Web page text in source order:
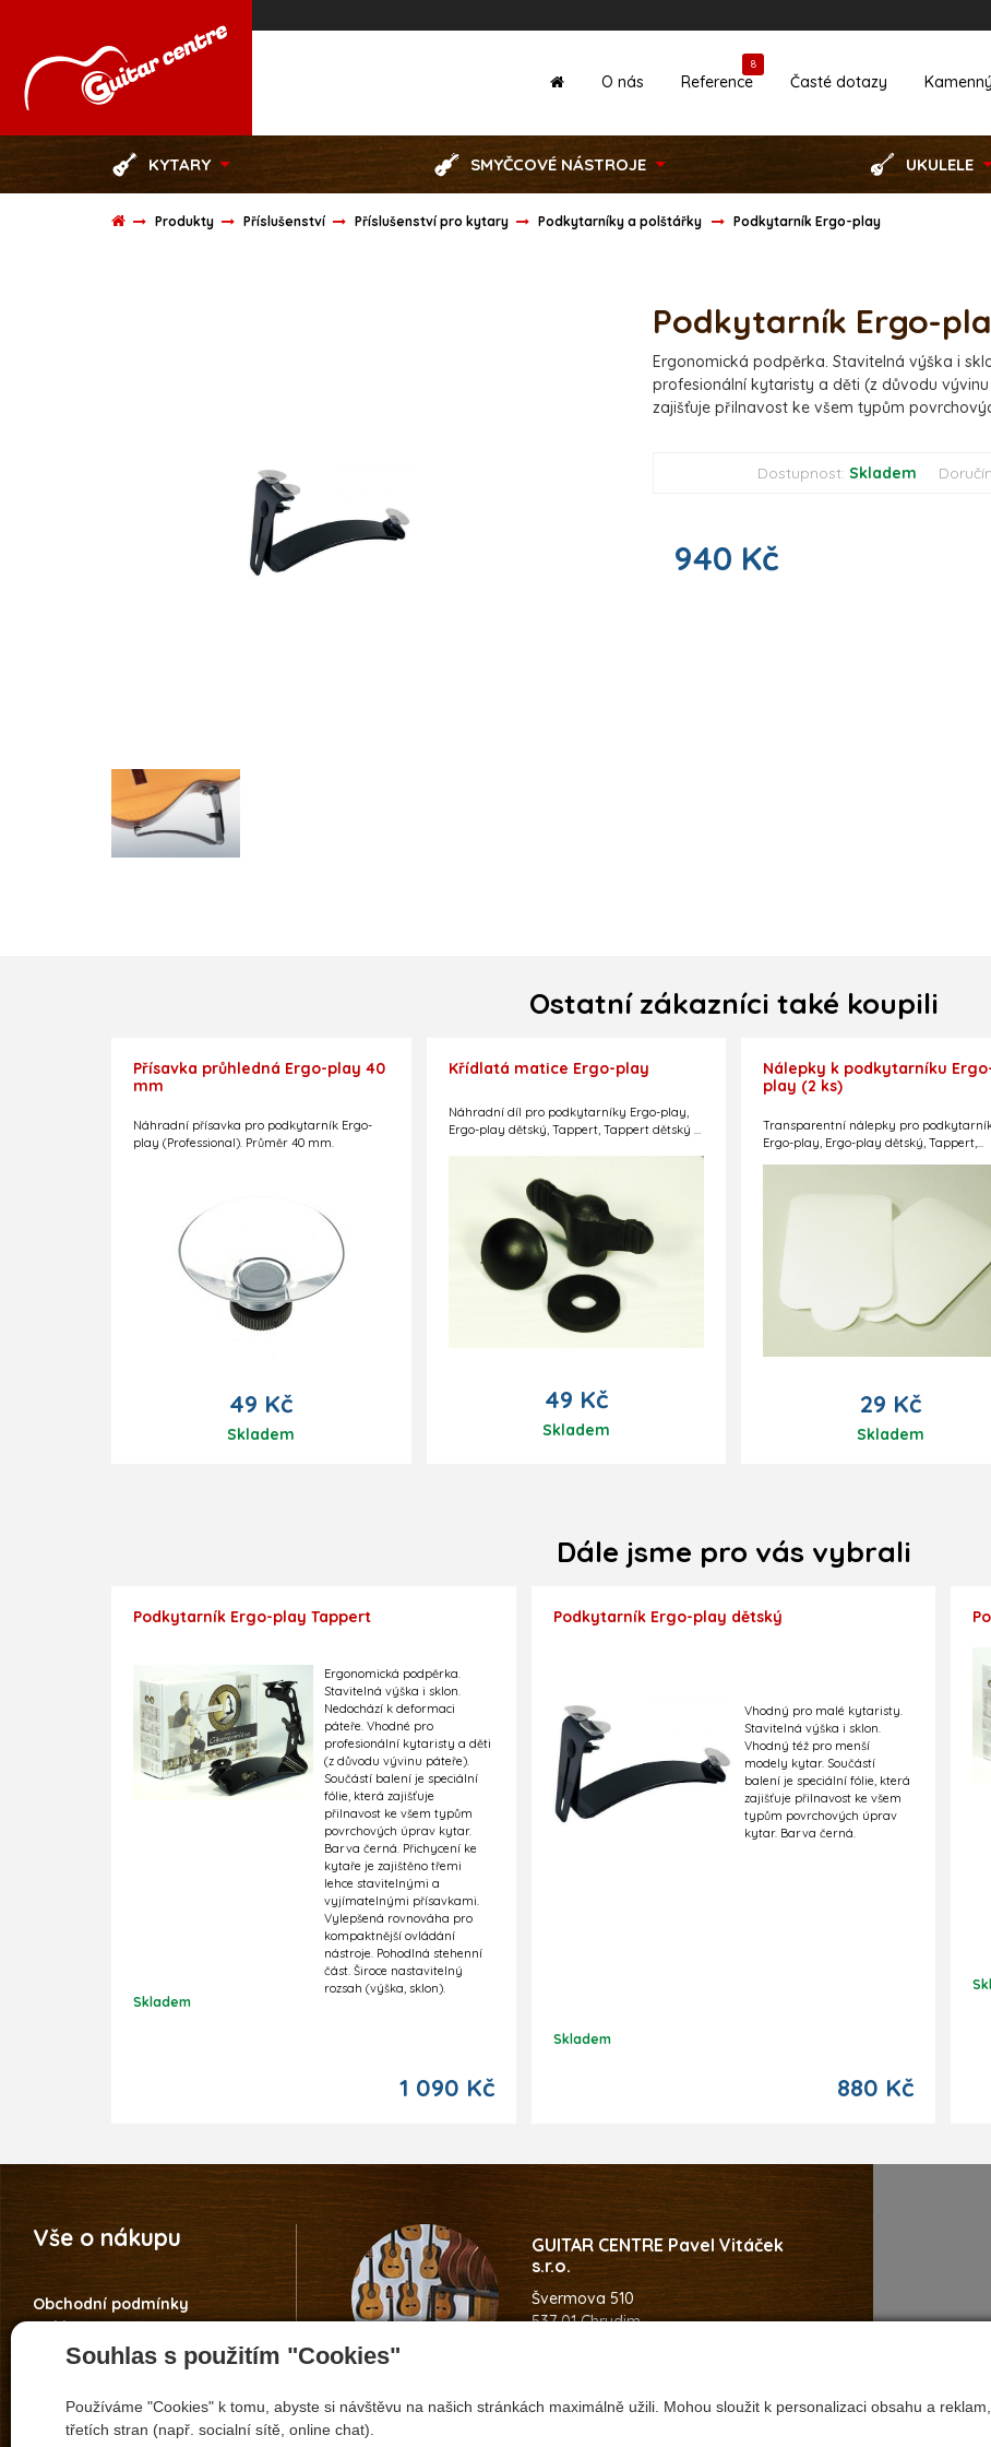
Souhlas s použitím "Cookies"
Používáme "Cookies" k tomu, abyste si návštěvu na našich stránkách maximálně užili. Mohou sloužit k personalizaci obsahu a
třetích stran (např. socialní sítě, online chat).
O nás Reference
8
Časté dotazy
KYTARY SMYČCOVÉ NÁSTROJE UKULELE
Produkty Příslušenství Příslušenství pro kytary Podkytarníky a polštářky Podkytarník Ergo-play
Podkytarník Ergo-
Ergonomická podpěrka. Stavitelná výška i
profesionální kytaristy a děti (z důvodu
zajišťuje přilnavost ke všem typům
Dostupnost: Skladem
940 Kč
Ostatní zákazníci také koupili
Přísavka průhledná Ergo-play 40
mm
Náhradní přísavka pro podkytarník Ergo-
play (Professional). Průměr 40 mm.
49 Kč
Skladem
Křídlatá matice Ergo-play
Náhradní díl pro podkytarníky Ergo-play,
Ergo-play dětský, Tappert, Tappert dětský a
49 Kč
Skladem
Nálepky k podkytarníku
play (2 ks)
Transparentní nálepky pro
Ergo-play, Ergo-play dětský, Tappert,
29 Kč
Skladem
Dále jsme pro vás vybrali
Podkytarník Ergo-play Tappert
Skladem
Ergonomická podpěrka.
Stavitelná výška i sklon.
Nedochází k deformaci
páteře. Vhodné pro
profesionální kytaristy a děti
(z důvodu vývinu páteře).
Součástí balení je speciální
fólie, která zajišťuje
přilnavost ke všem typům
povrchových úprav kytar.
Barva černá. Přichycení ke
kytaře je zajištěno třemi
lehce stavitelnými a
vyjímatelnými přísavkami.
Vylepšená rovnováha pro
kompaktnější ovládání
nástroje. Pohodlná stehenní
část. Široce nastavitelný
rozsah (výška, sklon).
1 090 Kč
Podkytarník Ergo-play dětský
Skladem
Vhodný pro malé kytaristy.
Stavitelná výška i sklon.
Vhodný též pro menší
modely kytar. Součástí
balení je speciální fólie, která
zajišťuje přilnavost ke všem
typům povrchových úprav
kytar. Barva černá.
880 Kč
Vše o nákupu
Obchodní podmínky
Reklamace
Vrácení zboží
Nastavení soukromí
Informace o ochraně osobních
údajů
GUITAR CENTRE Pavel Vitáček
s.r.o.
Švermova 510
537 01 Chrudim
+420 608 173 892